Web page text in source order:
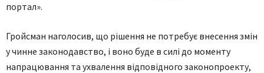
портал».
Гройсман наголосив, що рішення не потребує внесення змін
у чинне законодавство, і воно буде в силі до моменту
напрацювання та ухвалення відповідного законопроекту,